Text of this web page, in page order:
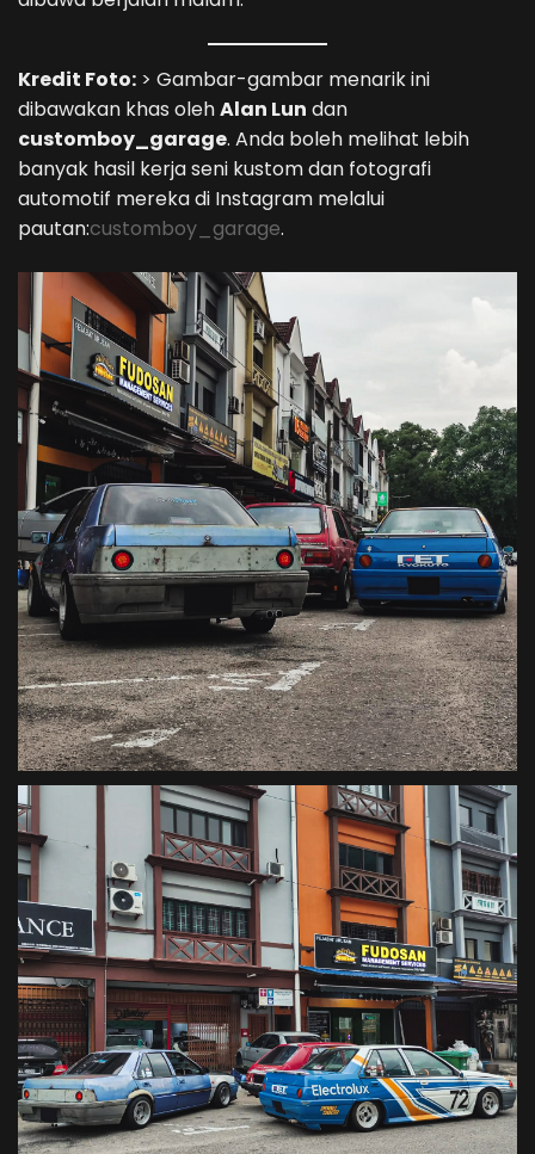
Kredit Foto: > Gambar-gambar menarik ini
dibawakan khas olehAlan Lun dan
customboy_garage. Anda boleh melihat lebih
banyak hasil kerja seni kustom dan fotografi
automotif mereka di Instagram melalui
pautan:customboy_garage.